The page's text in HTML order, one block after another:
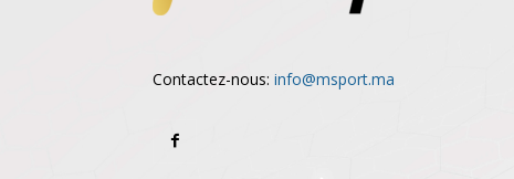
Contactez-nous: info@msport.ma